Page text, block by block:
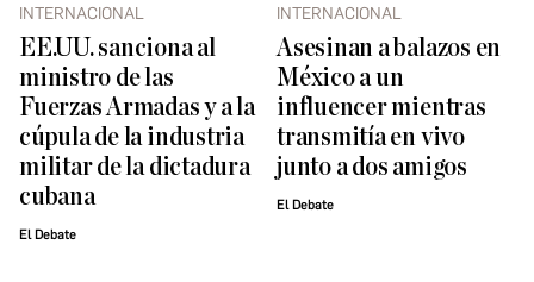
INTERNACIONAL
EE.UU. sanciona al
ministro de las
Fuerzas Armadas y a la
cúpula de la industria
militar de la dictadura
cubana
El Debate
INTERNACIONAL
Asesinan a balazos en
México a un
influencer mientras
transmitía en vivo
junto a dos amigos
El Debate